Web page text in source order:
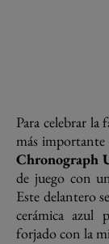
Para celebrar
más
Chronograph
de juego con
Este delantero
cerámica azul
forjado con la